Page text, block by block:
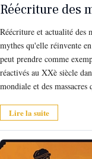
Réécriture des
Réécriture et actualité des
mythes qu'elle réinvente
peut prendre comme
réactivés au XXè siècle
mondiale et des
Lire la suite